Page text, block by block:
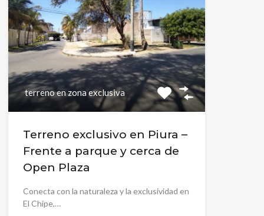
terreno en zona exclusiva
Terreno exclusivo en Piura –
Frente a parque y cerca de
Open Plaza
Conecta con la naturaleza y la exclusividad en
El Chipe,…